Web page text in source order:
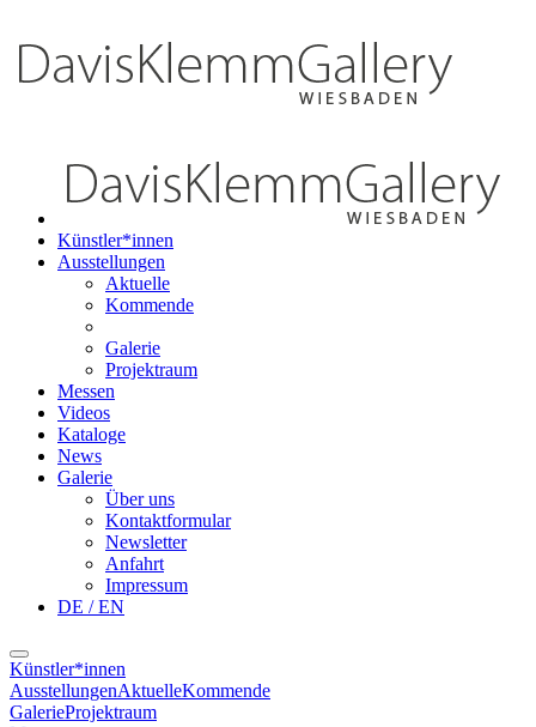
Künstler*innen
Ausstellungen
Aktuelle
Kommende
Galerie
Projektraum
Messen
Videos
Kataloge
News
Galerie
Über uns
Kontaktformular
Newsletter
Anfahrt
Impressum
DE / EN
Künstler*innen
AusstellungenAktuelleKommende
GalerieProjektraum